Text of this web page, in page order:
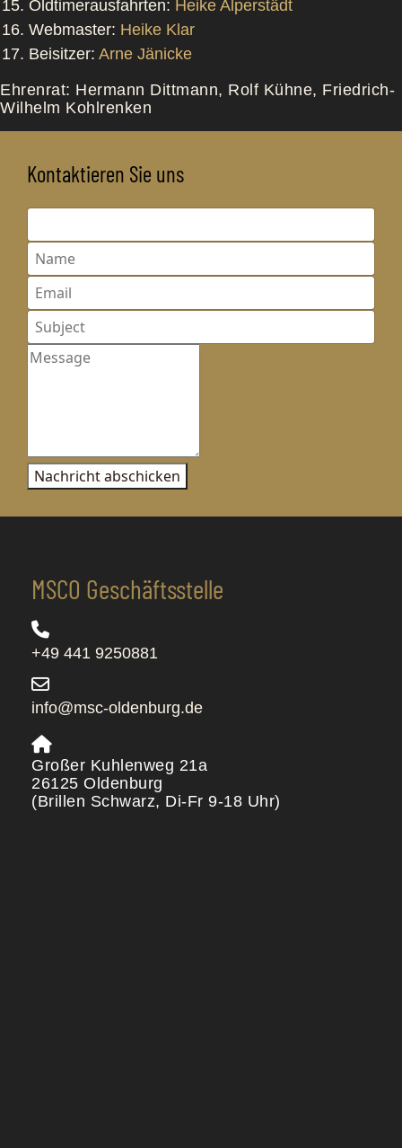
Oldtimerausfahrten: Heike Alperstädt
Webmaster: Heike Klar
Beisitzer: Arne Jänicke
Ehrenrat: Hermann Dittmann, Rolf Kühne, Friedrich-
Wilhelm Kohlrenken
Kontaktieren Sie uns
Nachricht abschicken
MSCO Geschäftsstelle
+49 441 9250881
info@msc-oldenburg.de
Großer Kuhlenweg 21a
26125 Oldenburg
(Brillen Schwarz, Di-Fr 9-18 Uhr)